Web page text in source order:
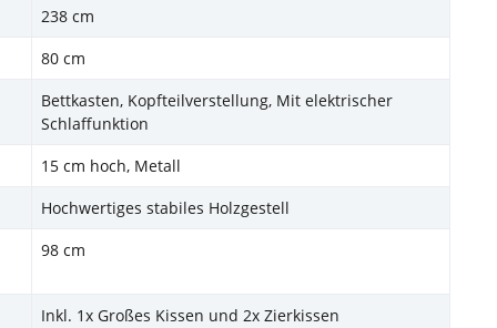
238 cm
80 cm
Bettkasten, Kopfteilverstellung, Mit elektrischer
Schlaffunktion
15 cm hoch, Metall
Hochwertiges stabiles Holzgestell
98 cm
Inkl. 1x Großes Kissen und 2x Zierkissen